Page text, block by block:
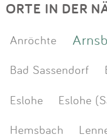
ORTE IN DER
Anröchte
Bad Sassendorf
Eslohe
Eslohe
Hemsbach